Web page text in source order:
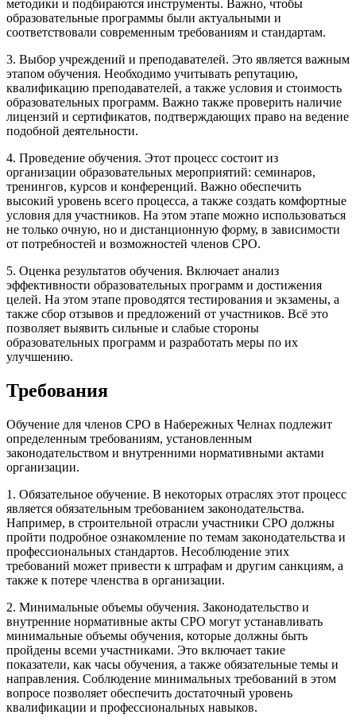
методики и подбираются инструменты. Важно, чтобы
образовательные программы были актуальными и
соответствовали современным требованиям и стандартам.
3. Выбор учреждений и преподавателей. Это является важным
этапом обучения. Необходимо учитывать репутацию,
квалификацию преподавателей, а также условия и стоимость
образовательных программ. Важно также проверить наличие
лицензий и сертификатов, подтверждающих право на ведение
подобной деятельности.
4. Проведение обучения. Этот процесс состоит из
организации образовательных мероприятий: семинаров,
тренингов, курсов и конференций. Важно обеспечить
высокий уровень всего процесса, а также создать комфортные
условия для участников. На этом этапе можно использоваться
не только очную, но и дистанционную форму, в зависимости
от потребностей и возможностей членов СРО.
5. Оценка результатов обучения. Включает анализ
эффективности образовательных программ и достижения
целей. На этом этапе проводятся тестирования и экзамены, а
также сбор отзывов и предложений от участников. Всё это
позволяет выявить сильные и слабые стороны
образовательных программ и разработать меры по их
улучшению.
Требования
Обучение для членов СРО в Набережных Челнах подлежит
определенным требованиям, установленным
законодательством и внутренними нормативными актами
организации.
1. Обязательное обучение. В некоторых отраслях этот процесс
является обязательным требованием законодательства.
Например, в строительной отрасли участники СРО должны
пройти подробное ознакомление по темам законодательства и
профессиональных стандартов. Несоблюдение этих
требований может привести к штрафам и другим санкциям, а
также к потере членства в организации.
2. Минимальные объемы обучения. Законодательство и
внутренние нормативные акты СРО могут устанавливать
минимальные объемы обучения, которые должны быть
пройдены всеми участниками. Это включает такие
показатели, как часы обучения, а также обязательные темы и
направления. Соблюдение минимальных требований в этом
вопросе позволяет обеспечить достаточный уровень
квалификации и профессиональных навыков.